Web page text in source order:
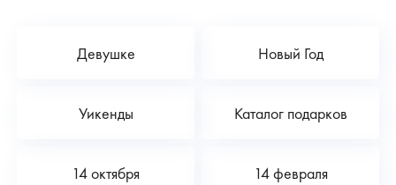
Девушке Новый Год
Уикенды Каталог подарков
14 октября 14 февраля